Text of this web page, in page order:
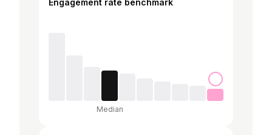
Engagement rate benchmark
Median